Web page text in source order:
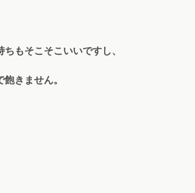
もそこそこいいですし、
きません。